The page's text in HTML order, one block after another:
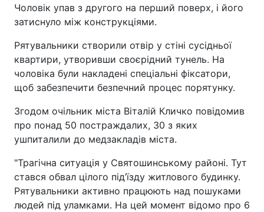
Чоловік упав з другого на перший поверх, і його
затиснуло між конструкціями.
Рятувальники створили отвір у стіні сусідньої
квартири, утворивши своєрідний тунель. На
чоловіка були накладені спеціальні фіксатори,
щоб забезпечити безпечний процес порятунку.
Згодом очільник міста Віталій Кличко повідомив
про понад 50 постраждалих, 30 з яких
ушпиталили до медзакладів міста.
"Трагічна ситуація у Святошинському районі. Тут
стався обвал цілого під’їзду житлового будинку.
Рятувальники активно працюють над пошуками
людей під уламками. На цей момент відомо про 6